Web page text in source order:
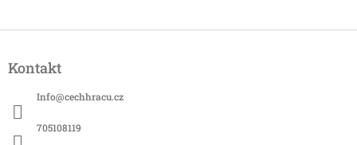
a
á
pKontakt
Info@cechhracu.cz
705108119